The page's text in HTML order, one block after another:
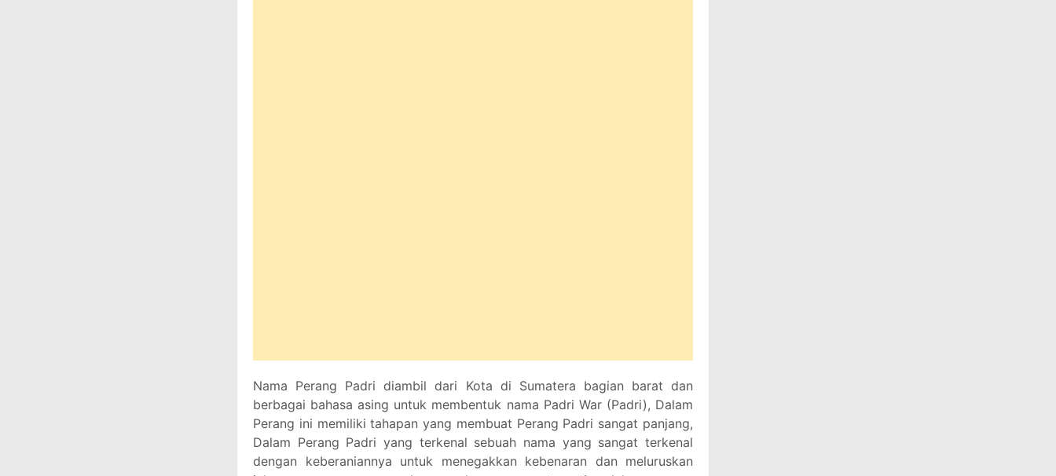
Nama Perang Padri diambil dari Kota di Sumatera bagian barat dan
berbagai bahasa asing untuk membentuk nama Padri War (Padri), Dalam
Perang ini memiliki tahapan yang membuat Perang Padri sangat panjang,
Dalam Perang Padri yang terkenal sebuah nama yang sangat terkenal
dengan keberaniannya untuk menegakkan kebenaran dan meluruskan